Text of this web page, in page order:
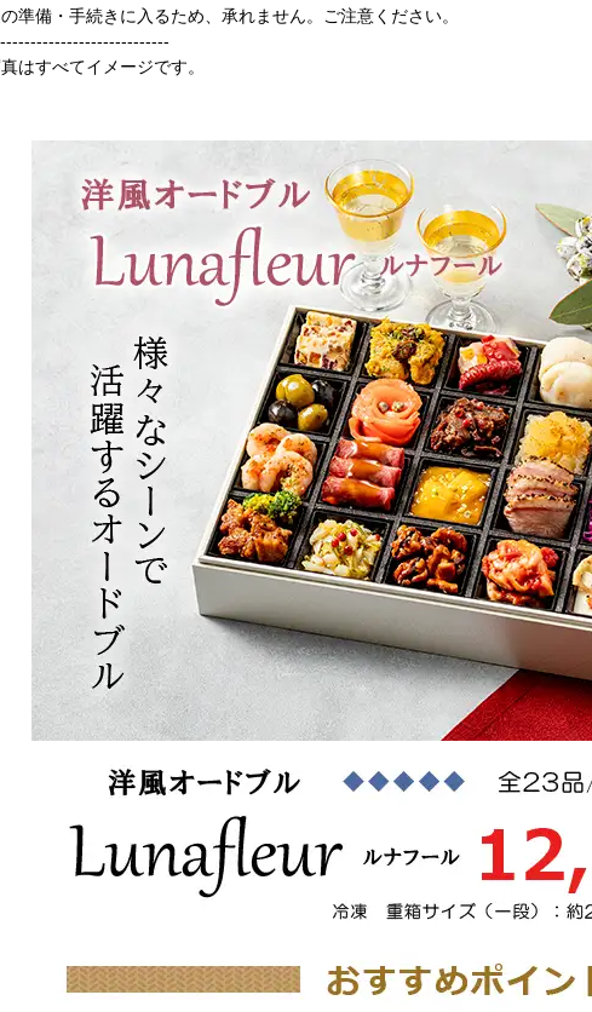
準備・手続きに入るため、承れません。ご注意ください。
はすべてイメージです。